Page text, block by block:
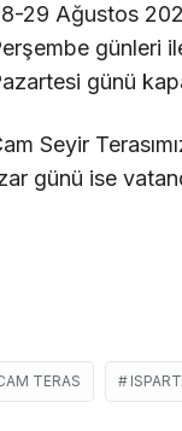
29 Ağustos
günleri
günü
Seyir
günü ise
TERAS